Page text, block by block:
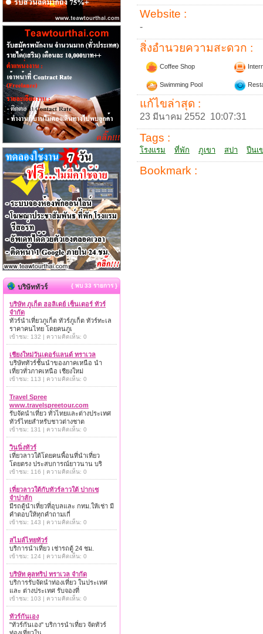
Website :
-
สิ่งอำนวยความสะดวก :
Coffee Shop
Swimming Pool
แก้ไขล่าสุด :
23 มีนาคม 2552 10:07:31
Tags :
โรงแรม ที่พัก ภูเขา สปา ปีนเ
Bookmark :
บริษัททัวร์ { พบ 33 รายการ }
บริษัท ภูเก็ต ฮอลิเดย์ เซ็นเตอร์ ทัวร์
จำกัด
ทัวร์นำเที่ยวภูเก็ต ทัวร์ภูเก็ต ทัวร์ทะเล
ราคาคนไทย โดยคนภูเ
เข้าชม: 132 | ความคิดเห็น: 0
เชียงใหม่วันเดอร์แลนด์ ทราเวล
บริษัททัวร์ชั้นนำของภาคเหนือ นำ
เที่ยวทั่วภาคเหนือ เชียงใหม่
เข้าชม: 113 | ความคิดเห็น: 0
Travel Spree
www.travelspreetour.com
รับจัดนำเที่ยว ทั่วไทยและต่างประเทศ
ทัวร์ไทยสำหรับชาวต่างชาต
เข้าชม: 131 | ความคิดเห็น: 0
วินนิ่งทัวร์
เที่ยวลาวใต้โดยคนพื้อนที่นำเที่ยว
โดยตรง ประสบการณ์ยาวนาน บริ
เข้าชม: 116 | ความคิดเห็น: 0
เที่ยวลาวใต้กับทัวร์ลาวใต้ ปากเซ
จำปาสัก
มีรถตู้นำเที่ยวที่อุบลและ กทม.ให้เช่า มี
คำตอบให้ทุกคำถามเกี่
เข้าชม: 143 | ความคิดเห็น: 0
สไมล์ไทยทัวร์
บริการนำเที่ยว เช่ารถตู้ 24 ชม.
เข้าชม: 124 | ความคิดเห็น: 0
บริษัท คูลทริป ทราเวล จำกัด
บริการรับจัดนำท่องเที่ยว ในประเทศ
และ ต่างประเทศ รับจองที่
เข้าชม: 103 | ความคิดเห็น: 0
ทัวร์กันเอง
"ทัวร์กันเอง" บริการนำเที่ยว จัดทัวร์